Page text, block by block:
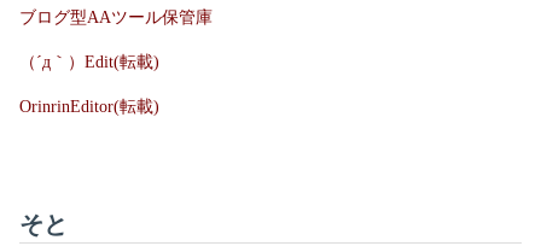
ブログ型AAツール保管庫
（´д｀）Edit(転載)
OrinrinEditor(転載)
そと